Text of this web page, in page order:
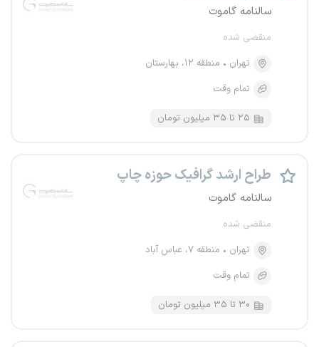
سالنامه گاموت
منقضی شده
تهران
منطقه ۱۲، بهارستان
تمام وقت
۲۵ تا ۳۵ میلیون تومان
طراح ارشد گرافیک حوزه چاپ
سالنامه گاموت
منقضی شده
تهران
منطقه ۷، عباس آباد
تمام وقت
۳۰ تا ۳۵ میلیون تومان